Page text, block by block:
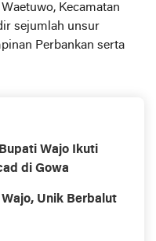
Kecamatan
sejumlah unsur
Perbankan serta
Wajo Ikuti
di Gowa
Unik Berbalut